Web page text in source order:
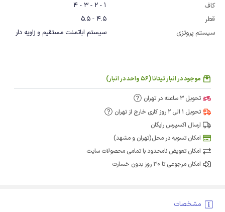
کاف
1 - 2 - 3 - 4
قطر
4.5 - 5.5
سیستم پروتزی
سیستم اباتمنت مستقیم و زاویه دار
موجود در انبار تیتانا (56 واحد در انبار)
تحویل 3 ساعته در تهران
تحویل 1 الی 2 روز کاری خارج از تهران
ارسال اکسپرس رایگان
امکان تسویه در محل(تهران و مشهد)
امکان تعویض نامحدود با تمامی محصولات سایت
امکان مرجوعی تا 30 روز بدون خسارت
مشخصات